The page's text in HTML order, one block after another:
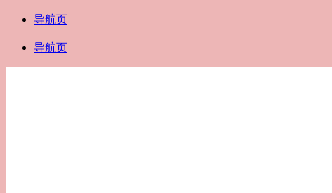
导航页
导航页